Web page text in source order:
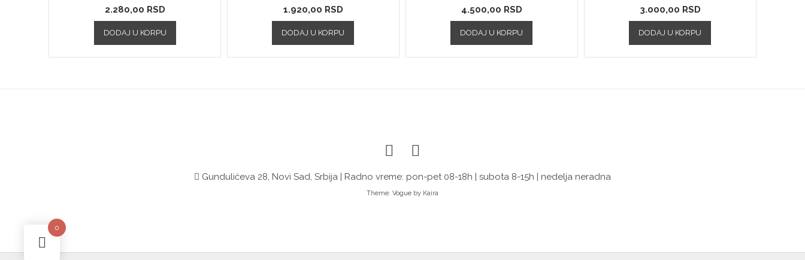
2.280,00 RSD
DODAJ U KORPU
1.920,00 RSD
DODAJ U KORPU
4.500,00 RSD
DODAJ U KORPU
3.000,00 RSD
DODAJ U KORPU
Gundulićeva 28, Novi Sad, Srbija | Radno vreme: pon-pet 08-18h | subota 8-15h | nedelja neradna
Theme: Vogue by Kaira
0